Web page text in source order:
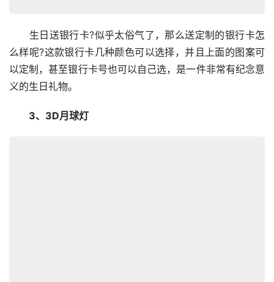
生日送银行卡?似乎太俗气了，那么送定制的银行卡怎
么样呢?这款银行卡几种颜色可以选择，并且上面的图案可
以定制，甚至银行卡号也可以自己选，是一件非常有纪念意
义的生日礼物。
3、3D月球灯